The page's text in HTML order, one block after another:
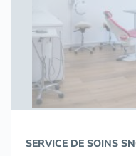
SERVICE DE SOINS